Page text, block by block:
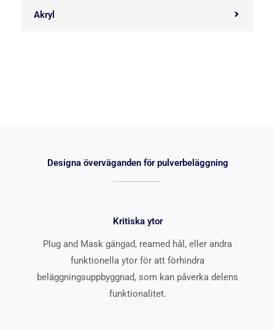
Akryl
Designa överväganden för pulverbeläggning
Kritiska ytor
Plug and Mask gängad, reamed hål, eller andra
funktionella ytor för att förhindra
beläggningsuppbyggnad, som kan påverka delens
funktionalitet.